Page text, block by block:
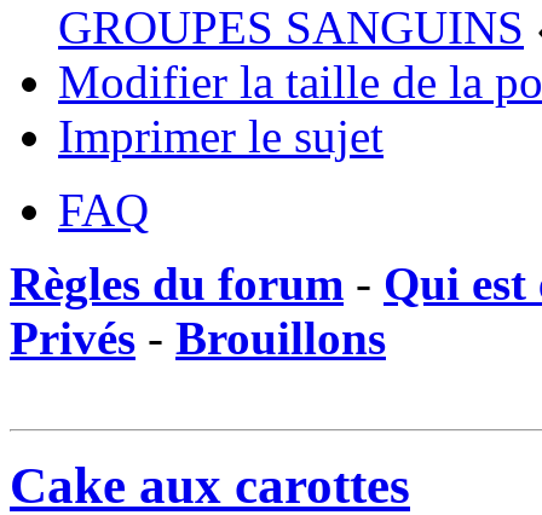
GROUPES SANGUINS
Modifier la taille de la
Imprimer le sujet
FAQ
Règles du forum - Qui est
Privés - Brouillons
Cake aux carottes